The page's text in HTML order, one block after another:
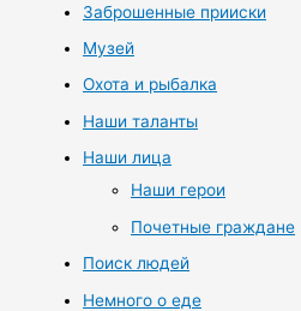
Заброшенные прииски
Музей
Охота и рыбалка
Наши таланты
Наши лица
Наши герои
Почетные граждане
Поиск людей
Немного о еде